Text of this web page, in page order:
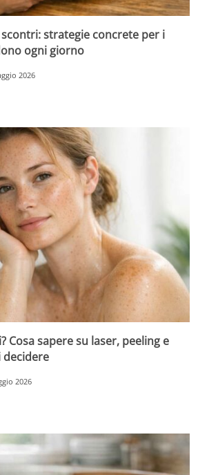
strategie concrete per i
ogni giorno
2026
Cosa sapere su laser, peeling e
2026